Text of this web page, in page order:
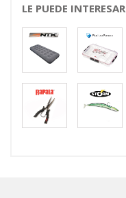
LE PUEDE INTERESAR